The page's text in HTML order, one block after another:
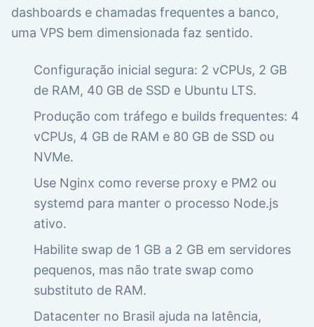
dashboards e chamadas frequentes a banco,
uma VPS bem dimensionada faz sentido.
Configuração inicial segura: 2 vCPUs, 2 GB
de RAM, 40 GB de SSD e Ubuntu LTS.
Produção com tráfego e builds frequentes: 4
vCPUs, 4 GB de RAM e 80 GB de SSD ou
NVMe.
Use Nginx como reverse proxy e PM2 ou
systemd para manter o processo Node.js
ativo.
Habilite swap de 1 GB a 2 GB em servidores
pequenos, mas não trate swap como
substituto de RAM.
Datacenter no Brasil ajuda na latência,